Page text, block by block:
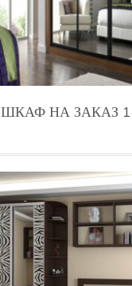
ШКАФ НА ЗАКАЗ